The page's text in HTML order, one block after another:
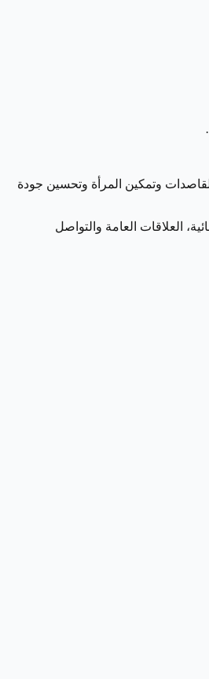
وتمكين المرأة وتحسين جودة
العلاقات العامة والتواصل